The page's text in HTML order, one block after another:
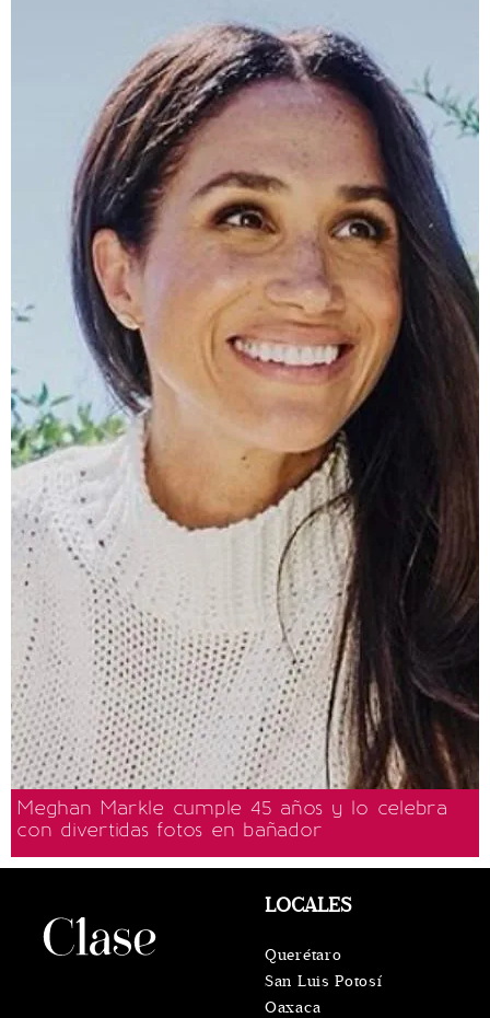
Meghan Markle cumple 45 años y lo celebra
con divertidas fotos en bañador
LOCALES
Querétaro
San Luis Potosí
Oaxaca